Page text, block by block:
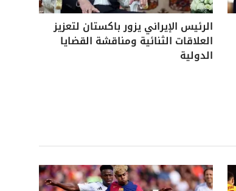
الرئيس الإيراني يزور باكستان لتعزيز
العلاقات الثنائية ومناقشة القضايا
الدولية